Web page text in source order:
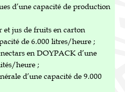
d’une capacité de production
et jus de fruits en carton
de 6.000 litres/heure ;
en DOYPACK d’une
heure ;
d’une capacité de 9.000